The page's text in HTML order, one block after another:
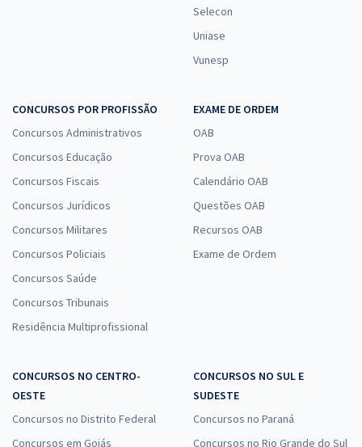
Selecon
Uniase
Vunesp
CONCURSOS POR PROFISSÃO
Concursos Administrativos
Concursos Educação
Concursos Fiscais
Concursos Jurídicos
Concursos Militares
Concursos Policiais
Concursos Saúde
Concursos Tribunais
Residência Multiprofissional
EXAME DE ORDEM
OAB
Prova OAB
Calendário OAB
Questões OAB
Recursos OAB
Exame de Ordem
CONCURSOS NO CENTRO-
OESTE
Concursos no Distrito Federal
Concursos em Goiás
CONCURSOS NO SUL E
SUDESTE
Concursos no Paraná
Concursos no Rio Grande do Sul